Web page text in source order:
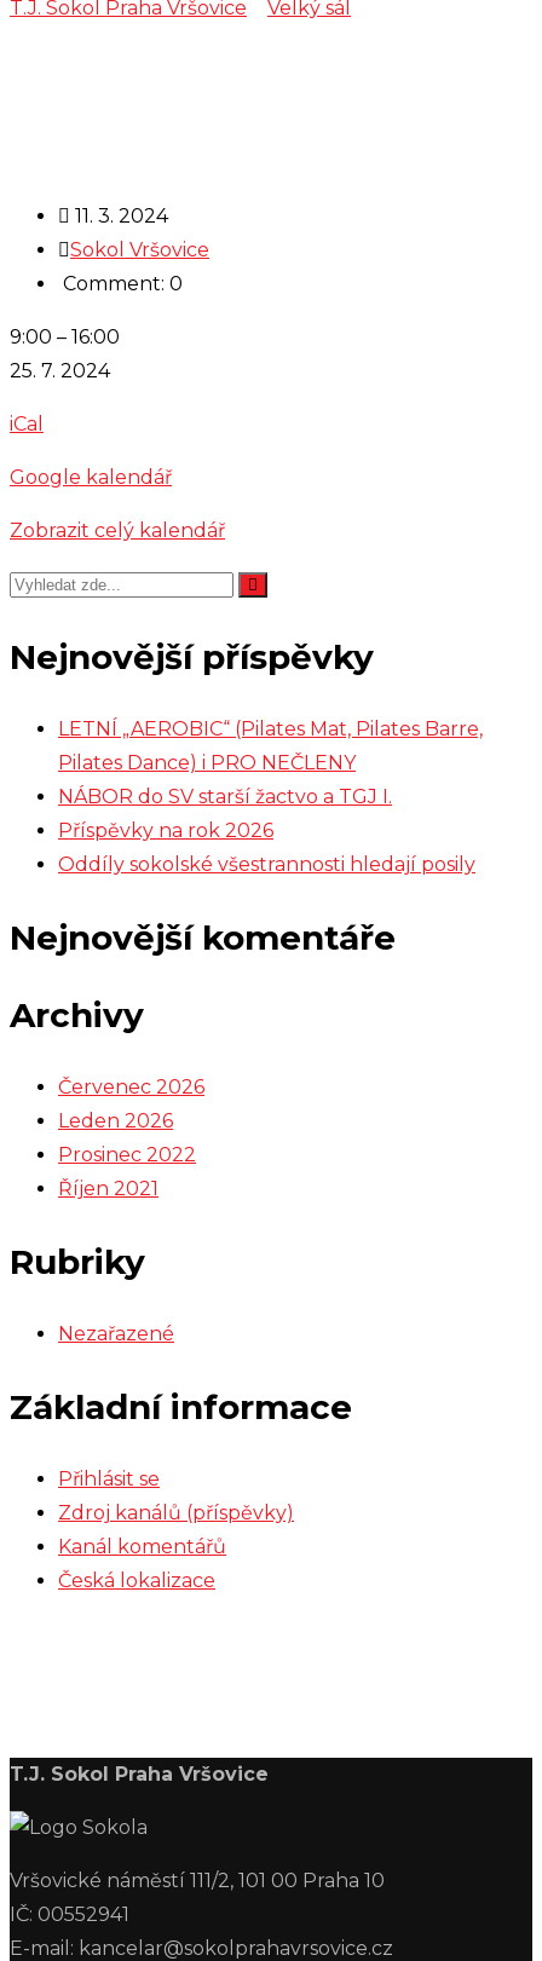
T.J. Sokol Praha Vršovice Velký sál
11. 3. 2024
Sokol Vršovice
Comment: 0
soustředění
volejbal
9:00 – 16:00
25. 7. 2024
iCal
Google kalendář
Zobrazit celý kalendář
Nejnovější příspěvky
LETNÍ „AEROBIC“ (Pilates Mat, Pilates Barre,
Pilates Dance) i PRO NEČLENY
NÁBOR do SV starší žactvo a TGJ I.
Příspěvky na rok 2026
Oddíly sokolské všestrannosti hledají posily
Nejnovější komentáře
Archivy
Červenec 2026
Leden 2026
Prosinec 2022
Říjen 2021
Rubriky
Nezařazené
Základní informace
Přihlásit se
Zdroj kanálů (příspěvky)
Kanál komentářů
Česká lokalizace
T.J. Sokol Praha Vršovice
Vršovické náměstí 111/2, 101 00 Praha 10
IČ: 00552941
E-mail: kancelar@sokolprahavrsovice.cz